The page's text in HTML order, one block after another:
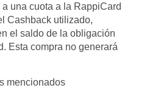
una cuota a la RappiCard
Cashback utilizado,
el saldo de la obligación
Esta compra no generará
mencionados